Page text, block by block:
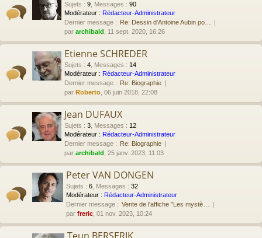
Sujets : 9 Messages : 90
Modérateur : Rédacteur-Administrateur
Dernier message : Re: Dessin d'Antoine Aubin po…
par archibald , 11 sept. 2020, 16:26
Etienne SCHREDER
Sujets : 4 Messages : 14
Modérateur : Rédacteur-Administrateur
Dernier message : Re: Biographie
par Roberto , 06 juin 2018, 22:08
Jean DUFAUX
Sujets : 3 Messages : 12
Modérateur : Rédacteur-Administrateur
Dernier message : Re: Biographie
par archibald , 25 janv. 2023, 11:03
Peter VAN DONGEN
Sujets : 6 Messages : 32
Modérateur : Rédacteur-Administrateur
Dernier message : Vente de l'affiche "Les mystè…
par freric , 01 nov. 2023, 10:24